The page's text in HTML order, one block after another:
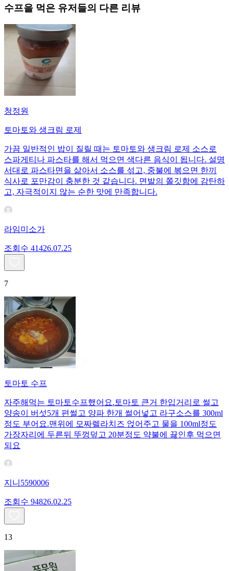
수프을 먹은 유저들의 다른 리뷰
청정원
토마토와 생크림 로제
가끔 일반적인 밥이 질릴 때는 토마토와 생크림 로제 소스로
스파게티나 파스타를 해서 먹으면 색다른 음식이 됩니다. 설명
서대로 파스타면을 삶아서 소스를 섞고, 중불에 볶으면 한끼
식사로 포만감이 충분한 것 같습니다. 면발의 쫄깃함에 감탄하
고, 자극적이지 않는 순한 맛에 만족합니다.
라임미소가
조회수 41426.07.25
7
토마토 수프
자주해먹는 토마토수프했어요.토마토 큰거 한입거리로 썰고
양송이 버섯5개 편썰고 양파 한개 썰어넣고 라구소스를 300ml
정도 부어요.맨위에 모짜렐라치즈 얹어주고 물을 100ml정도
가장자리에 두른뒤 뚜껑덮고 20분정도 약불에 끓인후 먹으면
되요
지니5590006
조회수 94826.02.25
13